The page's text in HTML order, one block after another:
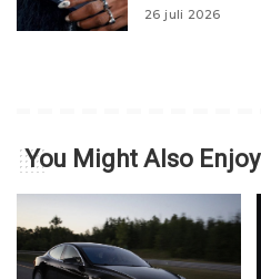
26 juli 2026
You Might Also Enjoy